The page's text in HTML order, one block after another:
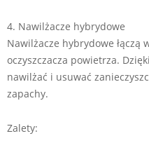
4. Nawilżacze hybrydowe
Nawilżacze hybrydowe łączą
oczyszczacza powietrza. Dzięki
nawilżać i usuwać
zapachy.
Zalety: